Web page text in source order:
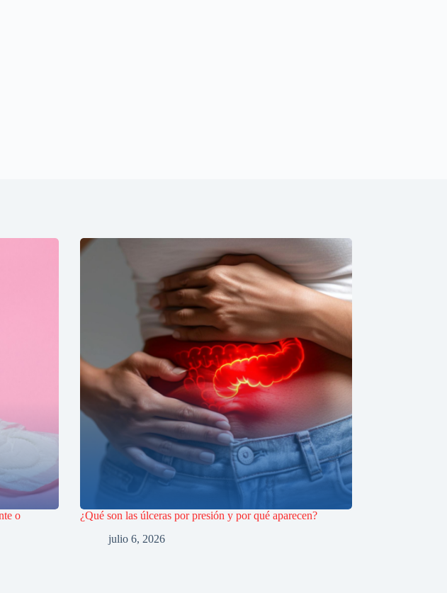
o
¿Qué son las úlceras por presión y por qué aparecen?
julio 6, 2026